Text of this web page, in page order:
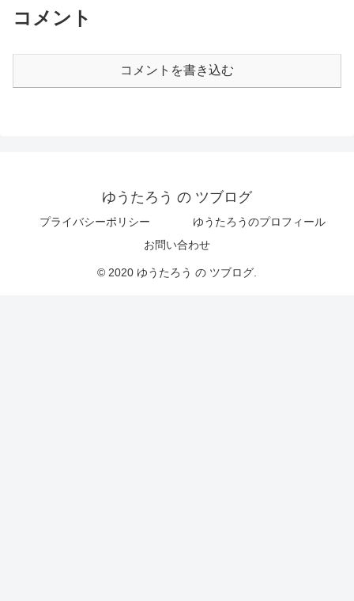
コメント
コメントを書き込む
ゆうたろう の ツブログ
プライバシーポリシー
ゆうたろうのプロフィール
お問い合わせ
© 2020 ゆうたろう の ツブログ.